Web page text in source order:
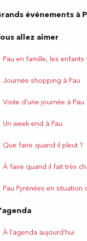
événements à
allez aimer
Pau en famille, les
Journée shopping à Pau
Visite d'une journée à Pau
Un week-end à Pau
Que faire quand il pleut ?
À faire quand il fait très
Pau Pyrénées en situation
À l'agenda aujourd'hui